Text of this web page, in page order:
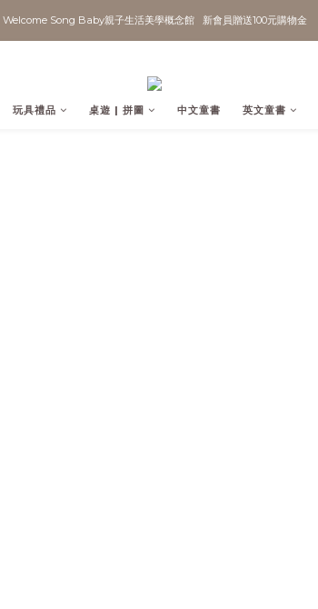
Welcome Song Baby親子生活美學概念館   新會員贈送100元購物金
玩具禮品 桌遊 | 拼圖 中文童書 英文童書